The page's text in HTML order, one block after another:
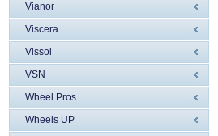
Vianor
Viscera
Vissol
VSN
Wheel Pros
Wheels UP